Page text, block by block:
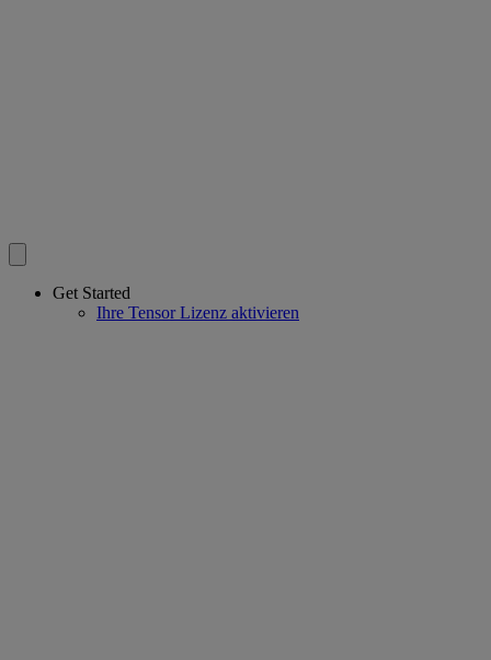
Get Started
Ihre Tensor Lizenz aktivieren